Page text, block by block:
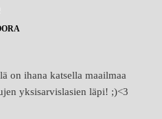
on ihana katsella maailmaa
yksisarvislasien läpi! ;)<3